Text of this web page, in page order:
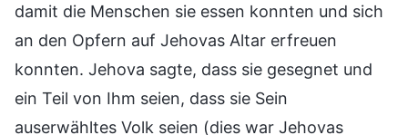
damit die Menschen sie essen konnten und sich
an den Opfern auf Jehovas Altar erfreuen
konnten. Jehova sagte, dass sie gesegnet und
ein Teil von Ihm seien, dass sie Sein
auserwähltes Volk seien (dies war Jehovas